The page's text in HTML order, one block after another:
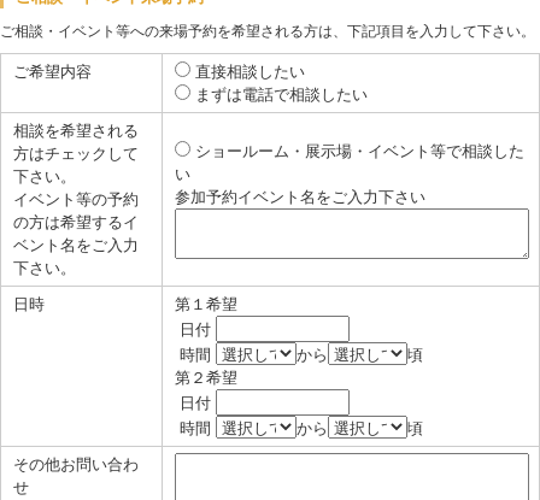
ご相談・イベント等への来場予約を希望される方は、下記項目を入力して下さい。
ご希望内容
直接相談したい
まずは電話で相談したい
相談を希望される
方はチェックして
下さい。
イベント等の予約
の方は希望するイ
ベント名をご入力
下さい。
ショールーム・展示場・イベント等で相談した
い
参加予約イベント名をご入力下さい
日時
第１希望
日付
時間
から
頃
第２希望
日付
時間
から
頃
その他お問い合わ
せ